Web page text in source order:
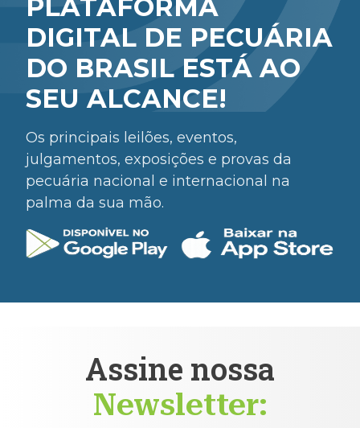
PLATAFORMA
DIGITAL DE PECUÁRIA
DO BRASIL ESTÁ AO
SEU ALCANCE!
Os principais leilões, eventos,
julgamentos, exposições e provas da
pecuária nacional e internacional na
palma da sua mão.
Assine nossa
Newsletter: